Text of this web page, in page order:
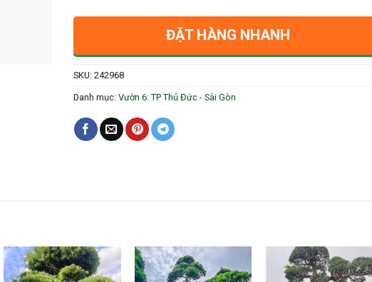
ĐẶT HÀNG NHANH
SKU: 242968
Danh mục: Vườn 6: TP Thủ Đức - Sài Gòn